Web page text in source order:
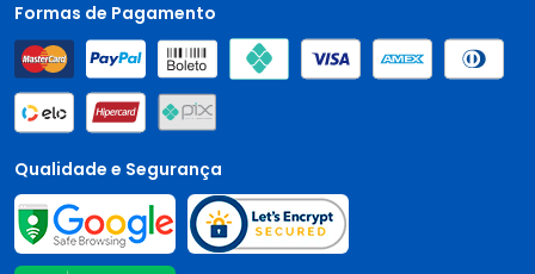
Formas de Pagamento
Qualidade e Segurança